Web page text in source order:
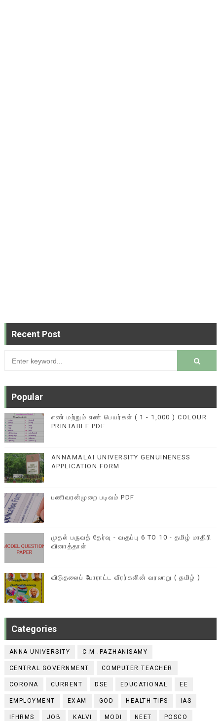
Recent Post
Popular
எண் மற்றும் எண் பெயர்கள் ( 1 - 1,000 ) COLOUR
PRINTABLE PDF
ANNAMALAI UNIVERSITY GENUINENESS
APPLICATION FORM
பணிவரன்முறை படிவம் PDF
முதல் பருவத் தேர்வு - வகுப்பு 6 TO 10 - தமிழ் மாதிரி
வினாத்தாள்
விடுதலைப் போராட்ட வீரர்களின் வரலாறு ( தமிழ் )
Categories
ANNA UNIVERSITY C.M .PAZHANISAMY
CENTRAL GOVERNMENT COMPUTER TEACHER
CORONA CURRENT DSE EDUCATIONAL EE
EMPLOYMENT EXAM GOD HEALTH TIPS IAS
IFHRMS JOB KALVI MODI NEET POSCO